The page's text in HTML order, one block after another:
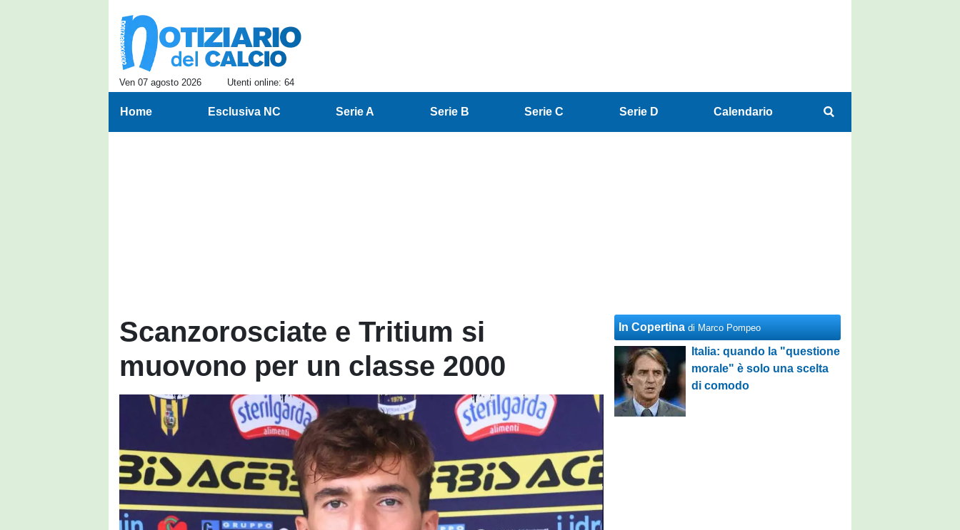
Ven 07 agosto 2026 Utenti online: 64
Home Esclusiva NC Serie A Serie B Serie C Serie D Calendario
Scanzorosciate e Tritium si
muovono per un classe 2000
In Copertina di Marco Pompeo
Italia: quando la "questione
morale" è solo una scelta
di comodo